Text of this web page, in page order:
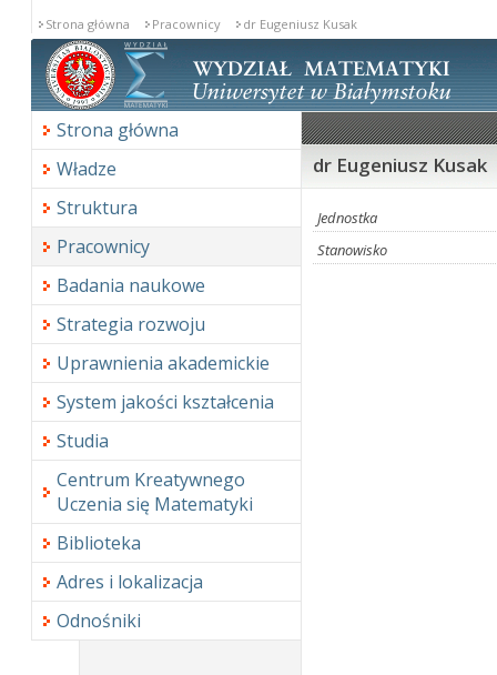
Strona główna Pracownicy dr Eugeniusz Kusak
Strona główna
Władze
Struktura
Pracownicy
Badania naukowe
Strategia rozwoju
Uprawnienia akademickie
System jakości kształcenia
Studia
Centrum Kreatywnego
Uczenia się Matematyki
Biblioteka
Adres i lokalizacja
Odnośniki
dr Eugeniusz Kusak
Jednostka
Stanowisko